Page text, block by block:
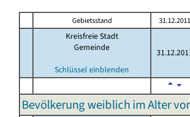
Gebietsstand 31.12.2011
Kreisfreie Stadt
Gemeinde
Schlüssel einblenden
Bevölkerung weiblich im Alter